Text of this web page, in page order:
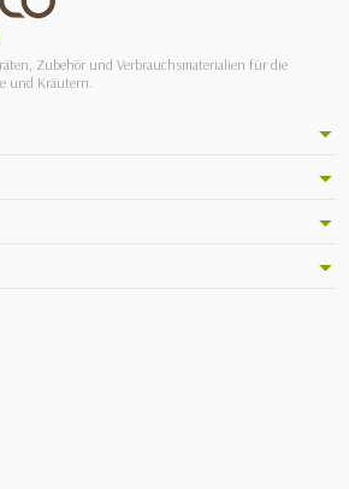
Zubehör und Verbrauchsmaterialien für die
und Kräutern.